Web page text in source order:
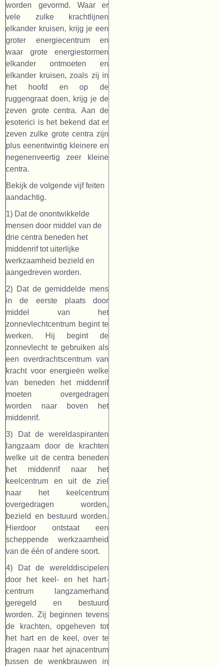
worden gevormd. Waar er
vele zulke krachtlijnen
elkander kruisen, krijg je een
groter energiecentrum en
waar grote energiestormen
elkander ontmoeten en
elkander kruisen, zoals zij in
het hoofd en op de
ruggengraat doen, krijg je de
zeven grote centra. Aan de
esoterici is het bekend dat er
zeven zulke grote centra zijn
plus eenentwintig kleinere en
negenenveertig zeer kleine
centra.
Bekijk de volgende vijf feiten
aandachtig.
1) Dat de onontwikkelde
mensen door middel van de
drie centra beneden het
middenrif tot uiterlijke
werkzaamheid bezield en
aangedreven worden.
2) Dat de gemiddelde mens
in de eerste plaats door
middel van het
zonnevlechtcentrum begint te
werken. Hij begint de
zonnevlecht te gebruiken als
een overdrachtscentrum van
kracht voor energieën welke
van beneden het middenrif
moeten overgedragen
worden naar boven het
middenrif.
3) Dat de wereldaspiranten
langzaam door de krachten
welke uit de centra beneden
het middenrif naar het
keelcentrum en uit de ziel
naar het keelcentrum
overgedragen worden,
bezield en bestuurd worden.
Hierdoor ontstaat een
scheppende werkzaamheid
van de één of andere soort.
4) Dat de werelddiscipelen
door het keel- en het hart-
centrum langzamerhand
geregeld en bestuurd
worden. Zij beginnen tevens
de krachten, opgeheven tot
het hart en de keel, over te
dragen naar het ajnacentrum
tussen de wenkbrauwen in